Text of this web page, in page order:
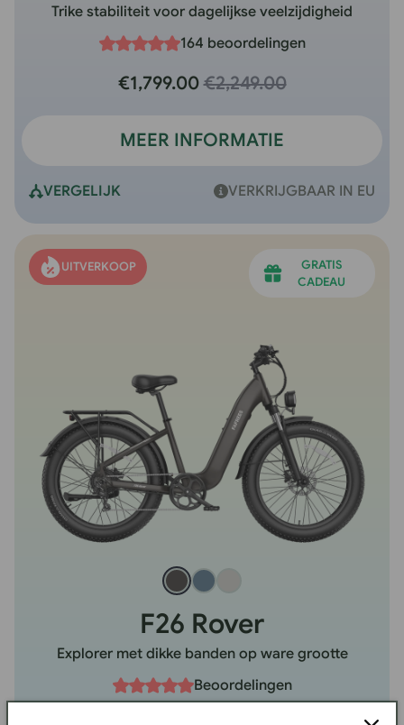
Trike stabiliteit voor dagelijkse veelzijdigheid
164 beoordelingen
€1,799.00 €2,249.00
MEER INFORMATIE
VERGELIJK VERKRIJGBAAR IN EU
UITVERKOOP
GRATIS
CADEAU
F26 Rover
Explorer met dikke banden op ware grootte
Beoordelingen